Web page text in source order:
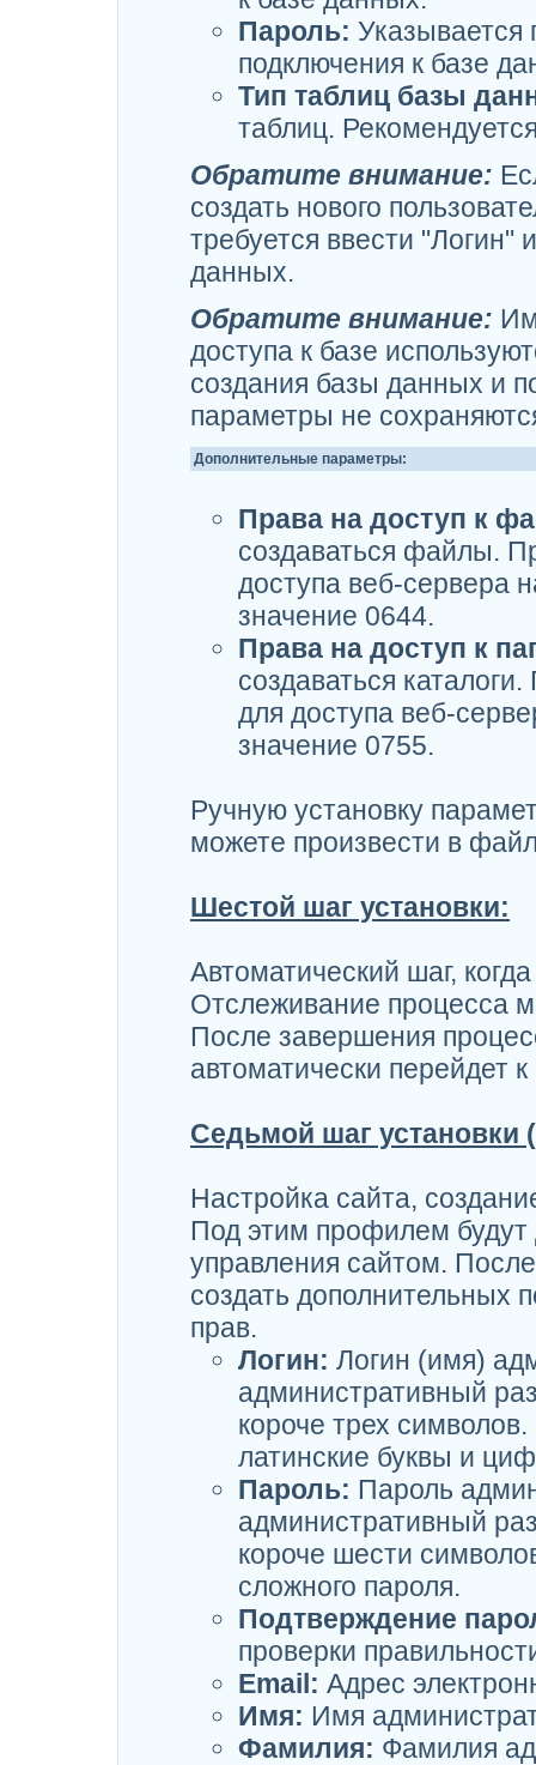
Пароль: Указывается
подключения к базе
Тип таблиц базы
таблиц.
Обратите внимание:
создать нового
требуется ввести
данных.
Обратите внимание:
доступа к базе
создания базы данных и
параметры не
Дополнительные параметры:
Права на доступ к
создаваться файлы.
доступа веб-сервера
значение 0644.
Права на доступ к
создаваться
для доступа веб-
значение 0755.
Ручную установку
можете произвести в
Шестой шаг установки:
Автоматический шаг,
Отслеживание процесса
После завершения
автоматически перейдет
Седьмой шаг установки
Настройка сайта,
Под этим профилем будут
управления сайтом.
создать дополнительных
прав.
Логин: Логин (имя)
административный
короче трех
латинские буквы и
Пароль: Пароль
административный
короче шести
сложного пароля.
Подтверждение
проверки
Email: Адрес
Имя: Имя
Фамилия: Фамилия